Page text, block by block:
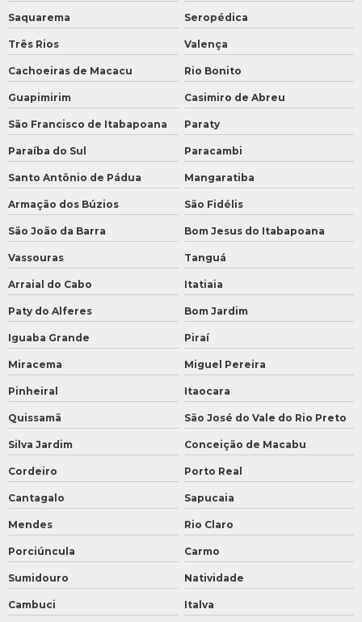
Saquarema Seropédica
Três Rios Valença
Cachoeiras de Macacu Rio Bonito
Guapimirim Casimiro de Abreu
São Francisco de Itabapoana Paraty
Paraíba do Sul Paracambi
Santo Antônio de Pádua Mangaratiba
Armação dos Búzios São Fidélis
São João da Barra Bom Jesus do Itabapoana
Vassouras Tanguá
Arraial do Cabo Itatiaia
Paty do Alferes Bom Jardim
Iguaba Grande Piraí
Miracema Miguel Pereira
Pinheiral Itaocara
Quissamã São José do Vale do Rio Preto
Silva Jardim Conceição de Macabu
Cordeiro Porto Real
Cantagalo Sapucaia
Mendes Rio Claro
Porciúncula Carmo
Sumidouro Natividade
Cambuci Italva